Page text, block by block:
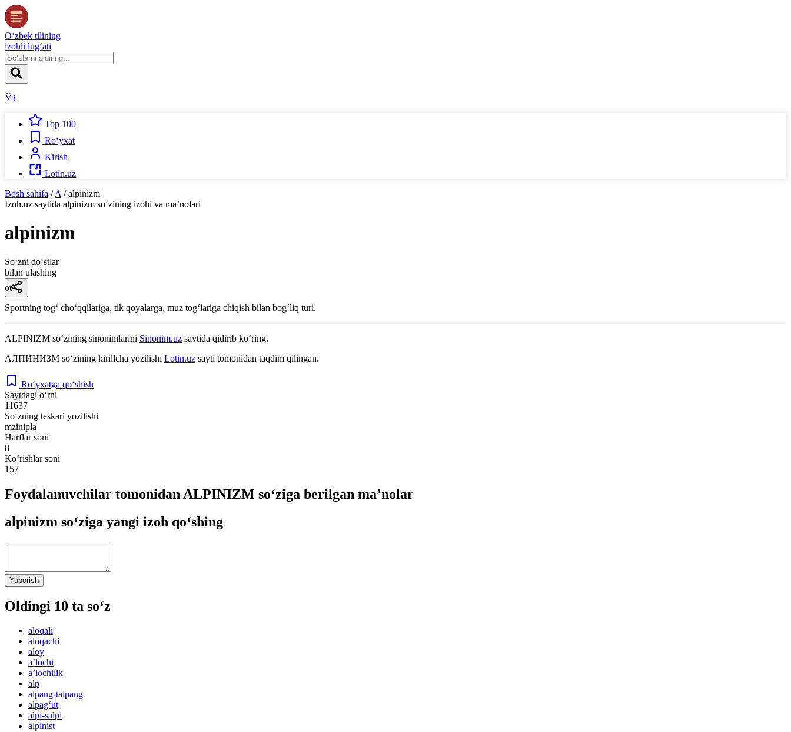
O‘zbek tilining
izohli lug‘ati
ЎЗ
Top 100
Ro‘yxat
Kirish
Lotin.uz
Bosh sahifa / A / alpinizm
Izoh.uz saytida alpinizm so‘zining izohi va ma’nolari
alpinizm
So‘zni do‘stlar
bilan ulashing
ot
Sportning togʻ choʻqqilariga, tik qoyalarga, muz togʻlariga chiqish bilan bogʻliq turi.
ALPINIZM so‘zining sinonimlarini Sinonim.uz saytida qidirib ko‘ring.
АЛПИНИЗМ so‘zining kirillcha yozilishi Lotin.uz sayti tomonidan taqdim qilingan.
Ro‘yxatga qo‘shish
Saytdagi o‘rni
11637
So‘zning teskari yozilishi
mzinipla
Harflar soni
8
Ko‘rishlar soni
157
Foydalanuvchilar tomonidan ALPINIZM so‘ziga berilgan ma’nolar
alpinizm so‘ziga yangi izoh qo‘shing
Yuborish
Oldingi 10 ta so‘z
aloqali
aloqachi
aloy
aʼlochi
aʼlochilik
alp
alpang-talpang
alpag‘ut
alpi-salpi
alpinist